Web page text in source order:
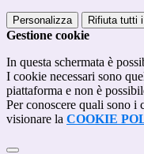
Personalizza Rifiuta tutti
Gestione cookie
In questa schermata è
I cookie necessari sono
piattaforma e non è
Per conoscere quali sono i
visionare la COOKIE